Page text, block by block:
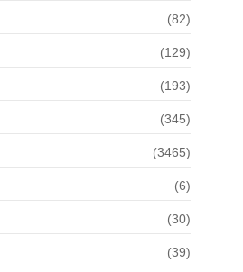
(82)
(129)
(193)
(345)
(3465)
(6)
(30)
(39)